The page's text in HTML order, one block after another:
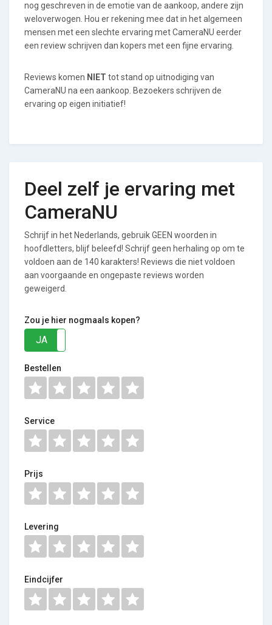
nog geschreven in de emotie van de aankoop, andere zijn
weloverwogen. Hou er rekening mee dat in het algemeen
mensen met een slechte ervaring met CameraNU eerder
een review schrijven dan kopers met een fijne ervaring.
Reviews komen NIET tot stand op uitnodiging van
CameraNU na een aankoop. Bezoekers schrijven de
ervaring op eigen initiatief!
Deel zelf je ervaring met
CameraNU
Schrijf in het Nederlands, gebruik GEEN woorden in
hoofdletters, blijf beleefd! Schrijf geen herhaling op om te
voldoen aan de 140 karakters! Reviews die niet voldoen
aan voorgaande en ongepaste reviews worden
geweigerd.
Zou je hier nogmaals kopen?
JA
Bestellen
Service
Prijs
Levering
Eindcijfer